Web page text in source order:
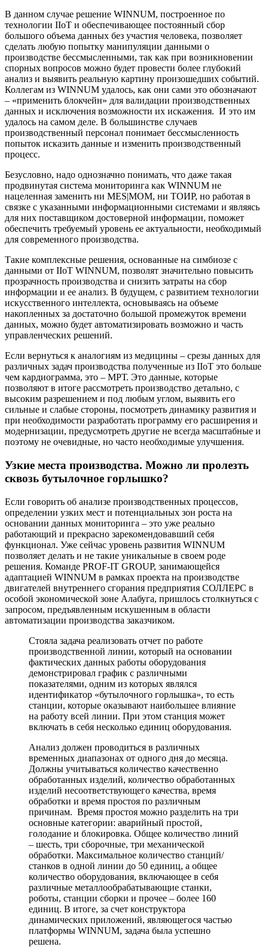
В данном случае решение WINNUM, построенное по
технологии IIoT и обеспечивающее постоянный сбор
большого объема данных без участия человека, позволяет
сделать любую попытку манипуляции данными о
производстве бессмысленными, так как при возникновении
спорных вопросов можно будет провести более глубокий
анализ и выявить реальную картину произошедших событий.
Коллегам из WINNUM удалось, как они сами это обозначают
– «применить блокчейн» для валидации производственных
данных и исключения возможности их искажения. И это им
удалось на самом деле. В большинстве случаев
производственный персонал понимает бессмысленность
попыток исказить данные и изменить производственный
процесс.
Безусловно, надо однозначно понимать, что даже такая
продвинутая система мониторинга как WINNUM не
нацеленная заменить ни MES|MOM, ни ТОИР, но работая в
связке с указанными информационными системами и являясь
для них поставщиком достоверной информации, поможет
обеспечить требуемый уровень ее актуальности, необходимый
для современного производства.
Такие комплексные решения, основанные на симбиозе с
данными от IIoT WINNUM, позволят значительно повысить
прозрачность производства и снизить затраты на сбор
информации и ее анализ. В будущем, с развитием технологии
искусственного интеллекта, основываясь на объеме
накопленных за достаточно большой промежуток времени
данных, можно будет автоматизировать возможно и часть
управленческих решений.
Если вернуться к аналогиям из медицины – срезы данных для
различных задач производства полученные из IIoT это больше
чем кардиограмма, это – МРТ. Это данные, которые
позволяют в итоге рассмотреть производство детально, с
высоким разрешением и под любым углом, выявить его
сильные и слабые стороны, посмотреть динамику развития и
при необходимости разработать программу его расширения и
модернизации, предусмотреть другие не всегда масштабные и
поэтому не очевидные, но часто необходимые улучшения.
Узкие места производства. Можно ли пролезть
сквозь бутылочное горлышко?
Если говорить об анализе производственных процессов,
определении узких мест и потенциальных зон роста на
основании данных мониторинга – это уже реально
работающий и прекрасно зарекомендовавший себя
функционал. Уже сейчас уровень развития WINNUM
позволяет делать и не такие уникальные в своем роде
решения. Команде PROF-IT GROUP, занимающейся
адаптацией WINNUM в рамках проекта на производстве
двигателей внутреннего сгорания предприятия СОЛЛЕРС в
особой экономической зоне Алабуга, пришлось столкнуться с
запросом, предъявленным искушенным в области
автоматизации производства заказчиком.
Стояла задача реализовать отчет по работе
производственной линии, который на основании
фактических данных работы оборудования
демонстрировал график с различными
показателями, одним из которых являлся
идентификатор «бутылочного горлышка», то есть
станции, которые оказывают наибольшее влияние
на работу всей линии. При этом станция может
включать в себя несколько единиц оборудования.
Анализ должен проводиться в различных
временных диапазонах от одного дня до месяца.
Должны учитываться количество качественно
обработанных изделий, количество обработанных
изделий несоответствующего качества, время
обработки и время простоя по различным
причинам. Время простоя можно разделить на три
основные категории: аварийный простой,
голодание и блокировка. Общее количество линий
– шесть, три сборочные, три механической
обработки. Максимальное количество станций/
станков в одной линии до 50 единиц, а общее
количество оборудования, включающее в себя
различные металлообрабатывающие станки,
роботы, станции сборки и прочее – более 160
единиц. В итоге, за счет конструктора
динамических приложений, являющегося частью
платформы WINNUM, задача была успешно
решена.